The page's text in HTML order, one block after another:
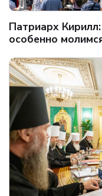
Патриарх
особенно